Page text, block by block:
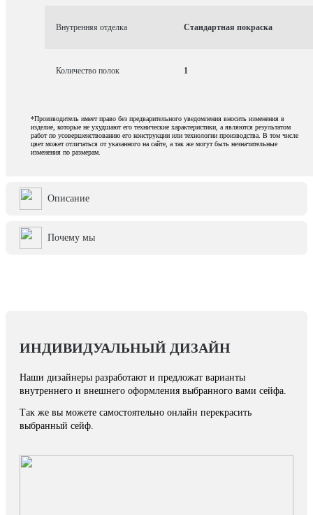
Внутренняя отделка Стандартная покраска
Количество полок 1
*Производитель имеет право без предварительного уведомления вносить изменения в
изделие, которые не ухудшают его технические характеристики, а являются результатом
работ по усовершенствованию его конструкции или технологии производства. В том числе
цвет может отличаться от указанного на сайте, а так же могут быть незначительные
изменения по размерам.
Описание
Почему мы
ИНДИВИДУАЛЬНЫЙ ДИЗАЙН
Наши дизайнеры разработают и предложат варианты
внутреннего и внешнего оформления выбранного вами сейфа.
Так же вы можете самостоятельно онлайн перекрасить
выбранный сейф.